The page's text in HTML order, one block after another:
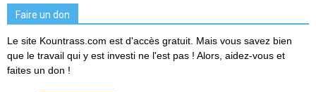
Faire un don
Le site Kountrass.com est d'accès gratuit. Mais vous savez bien
que le travail qui y est investi ne l'est pas ! Alors, aidez-vous et
faites un don !